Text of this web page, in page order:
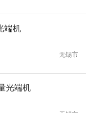
端机
无锡市
光端机